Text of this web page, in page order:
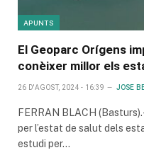
APUNTS
El Geoparc Orígens
conèixer millor els
26 D'AGOST, 2024 - 16:39 JOSE
FERRAN BLACH
per l’estat de salut dels
estudi per…